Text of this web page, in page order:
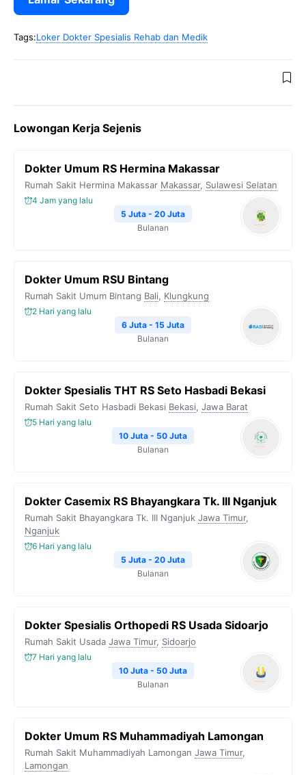
Tags:Loker Dokter Spesialis Rehab dan Medik
Lowongan Kerja Sejenis
Dokter Umum RS Hermina Makassar
Rumah Sakit Hermina Makassar Makassar, Sulawesi Selatan
4 Jam yang lalu
5 Juta - 20 Juta
Bulanan
Dokter Umum RSU Bintang
Rumah Sakit Umum Bintang Bali, Klungkung
2 Hari yang lalu
6 Juta - 15 Juta
Bulanan
Dokter Spesialis THT RS Seto Hasbadi Bekasi
Rumah Sakit Seto Hasbadi Bekasi Bekasi, Jawa Barat
5 Hari yang lalu
10 Juta - 50 Juta
Bulanan
Dokter Casemix RS Bhayangkara Tk. III Nganjuk
Rumah Sakit Bhayangkara Tk. III Nganjuk Jawa Timur,
Nganjuk
6 Hari yang lalu
5 Juta - 20 Juta
Bulanan
Dokter Spesialis Orthopedi RS Usada Sidoarjo
Rumah Sakit Usada Jawa Timur, Sidoarjo
7 Hari yang lalu
10 Juta - 50 Juta
Bulanan
Dokter Umum RS Muhammadiyah Lamongan
Rumah Sakit Muhammadiyah Lamongan Jawa Timur,
Lamongan